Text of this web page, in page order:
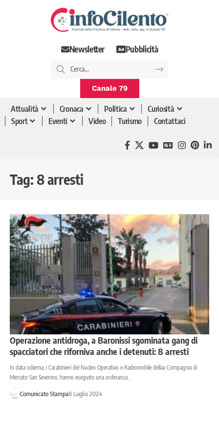
Newsletter Pubblicità
Canale 79
Attualità Cronaca Politica
Curiosità
Sport
Eventi Video Turismo Contattaci
Tag: 8 arresti
Operazione antidroga, a Baronissi sgominata gang di
spacciatori che riforniva anche i detenuti: 8 arresti
In data odierna, i Carabinieri del Nucleo Operativo e Radiomobile dellaa Compagnia di
Mercato San Severino, hanno eseguito una ordinanza…
Comunicato Stampa8 Luglio 2024